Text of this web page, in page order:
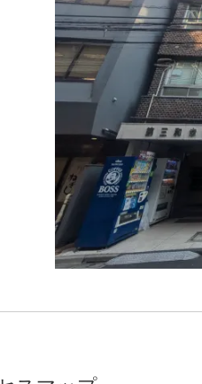
から探す
探す
クリニックを探す
そ
地図